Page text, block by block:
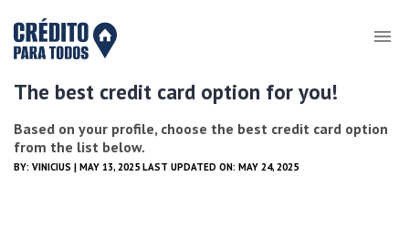
The best credit card option for you!
Based on your profile, choose the best credit card option
from the list below.
BY: VINICIUS | MAY 13, 2025 LAST UPDATED ON: MAY 24, 2025